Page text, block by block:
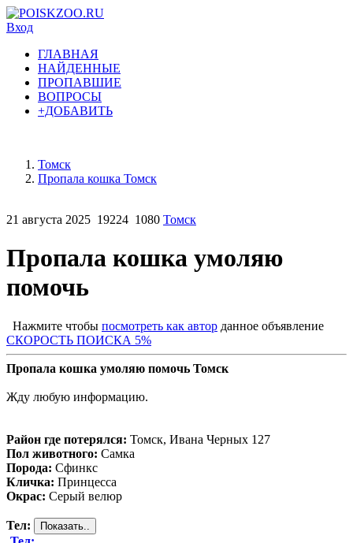
Вход
ГЛАВНАЯ
НАЙДЕННЫЕ
ПРОПАВШИЕ
ВОПРОСЫ
+ДОБАВИТЬ
Томск
Пропала кошка Томск
21 августа 2025 19224 1080 Томск
Пропала кошка умоляю
помочь
Нажмите чтобы посмотреть как автор данное объявление
СКОРОСТЬ ПОИСКА 5%
Пропала кошка умоляю помочь Томск
Жду любую информацию.
Район где потерялся: Томск, Ивана Черных 127
Пол животного: Самка
Порода: Сфинкс
Кличка: Принцесса
Окрас: Серый велюр
Тел: